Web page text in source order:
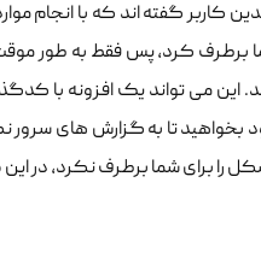
کاربر گفته اند که با انجام
برطرف کرد، پس فقط به طور
این می تواند یک افزونه با
را برای شما برطرف نکرد، در